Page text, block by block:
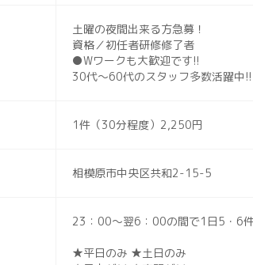
土曜の夜間出来る方急募！
資格／初任者研修修了者
●Wワークも大歓迎です!!
30代〜60代のスタッフ多数活躍中!!
1件（30分程度）2,250円
相模原市中央区共和2-15-5
23：00～翌6：00の間で1日5・6
★平日のみ ★土日のみ